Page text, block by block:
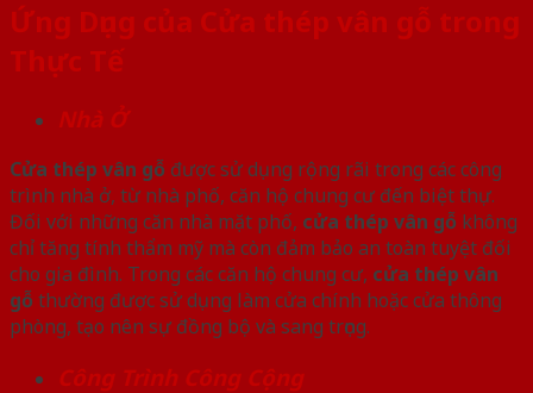
Ứng Dụng của Cửa thép vân gỗ trong
Thực Tế
Nhà Ở
Cửa thép vân gỗ được sử dụng rộng rãi trong các công
trình nhà ở, từ nhà phố, căn hộ chung cư đến biệt thự.
Đối với những căn nhà mặt phố, cửa thép vân gỗ không
chỉ tăng tính thẩm mỹ mà còn đảm bảo an toàn tuyệt đối
cho gia đình. Trong các căn hộ chung cư, cửa thép vân
gỗ thường được sử dụng làm cửa chính hoặc cửa thông
phòng, tạo nên sự đồng bộ và sang trọng.
Công Trình Công Cộng